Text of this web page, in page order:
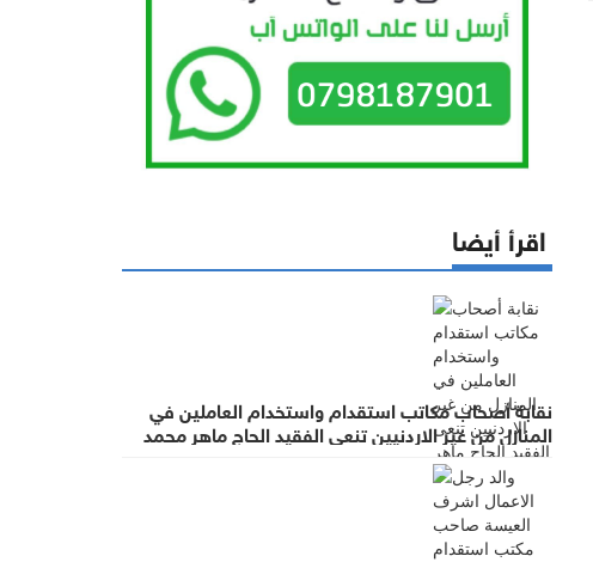
اقرأ أيضا
نقابة أصحاب مكاتب استقدام واستخدام العاملين في
المنازل من غير الاردنيين تنعى الفقيد الحاج ماهر محمد
العيسة